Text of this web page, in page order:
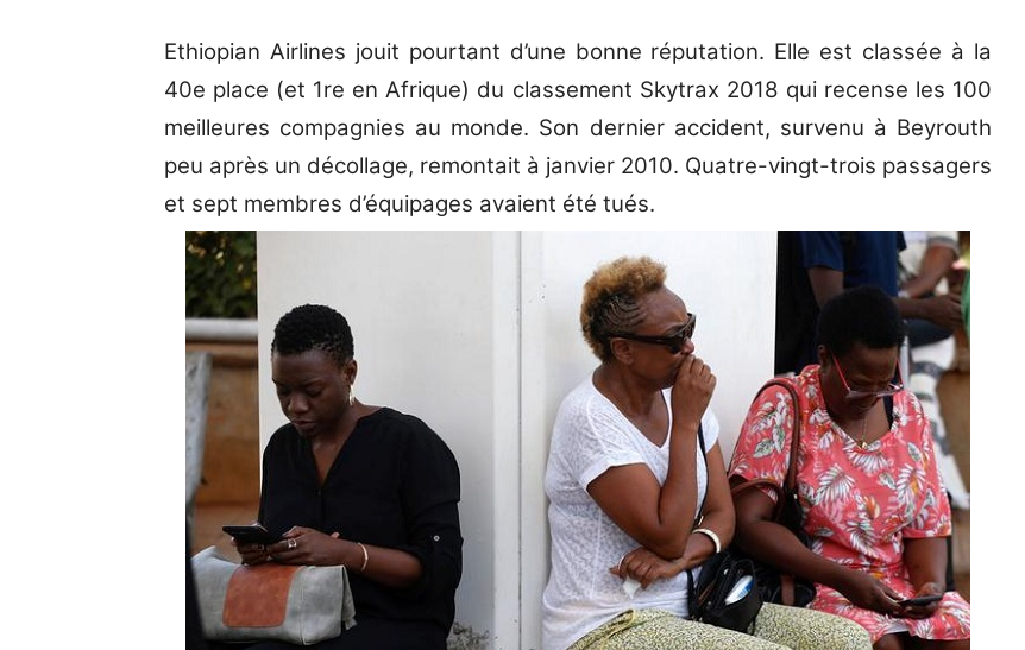
Ethiopian Airlines jouit pourtant d’une bonne réputation. Elle est classée à la
40e place (et 1re en Afrique) du classement Skytrax 2018 qui recense les 100
meilleures compagnies au monde. Son dernier accident, survenu à Beyrouth
peu après un décollage, remontait à janvier 2010. Quatre-vingt-trois passagers
et sept membres d’équipages avaient été tués.